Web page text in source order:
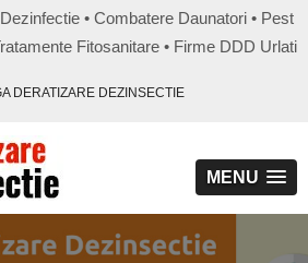
• Combatere Daunatori • Pest
Fitosanitare • Firme DDD Urlati
DERATIZARE DEZINSECTIE
MENU